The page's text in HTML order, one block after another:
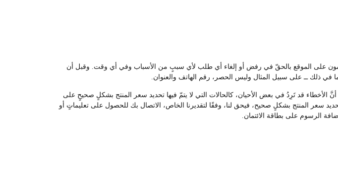
على الموقع بالحقّ في رفض أو إلغاء أي طلب لأي سببٍ من الأسباب وفي أي وقت. وقبل أن
ذلك ــ على سبيل المثال وليس الحصر، رقم الهاتف والعنوان.
الأخطاء قد تَرِدُ في بعض الأحيان، كالحالات التي لا يتمّ فيها تحديد سعر المنتج بشكلٍ صحيحٍ على
سعر المنتج بشكلٍ صحيح، فيحق لنا، وفقًا لتقديرنا الخاص، الاتصال بك للحصول على تعليماتٍ أو
الرسوم على بطاقة الائتمان.